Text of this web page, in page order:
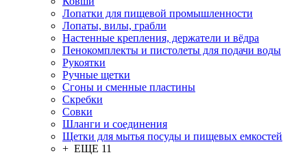
Лопатки для пищевой промышленности
Лопаты, вилы, грабли
Настенные крепления, держатели и вёдра
Пенокомплекты и пистолеты для подачи воды
Рукоятки
Ручные щетки
Сгоны и сменные пластины
Скребки
Совки
Шланги и соединения
Щетки для мытья посуды и пищевых емкостей
+ ЕЩЕ 11